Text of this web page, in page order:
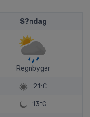
S?ndag
Regnbyger
21ºC
13ºC